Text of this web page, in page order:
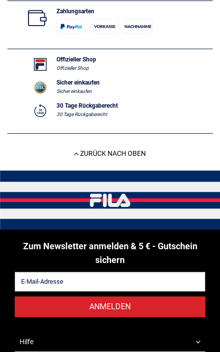
Zahlungsarten
Offizieller Shop
Offizieller Shop
Sicher einkaufen
Sicher einkaufen
30 Tage Rückgaberecht
30 Tage Rückgaberecht
ZURÜCK NACH OBEN
Zum Newsletter anmelden & 5 € - Gutschein
sichern
ANMELDEN
Hilfe